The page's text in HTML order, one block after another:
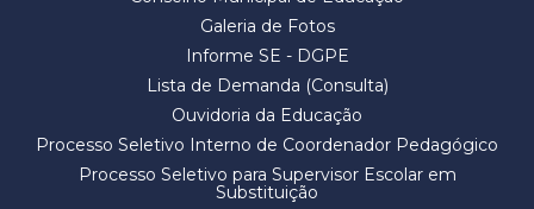
Galeria de Fotos
Informe SE - DGPE
Lista de Demanda (Consulta)
Ouvidoria da Educação
Processo Seletivo Interno de Coordenador Pedagógico
Processo Seletivo para Supervisor Escolar em
Substituição